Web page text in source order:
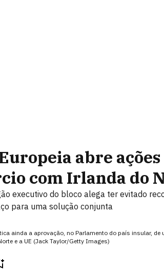
abre
com Irlanda do
executivo do bloco alega ter evitado
para uma solução conjunta
ainda a aprovação, no Parlamento do país insular,
e a UE (Jack Taylor/Getty Images)